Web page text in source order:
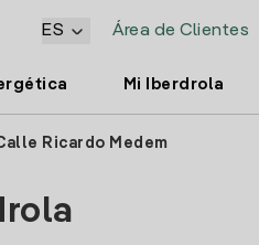
Área de Clientes
ES
Mi Iberdrola
Ricardo Medem